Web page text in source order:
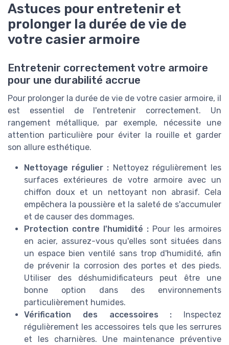
Astuces pour entretenir et
prolonger la durée de vie de
votre casier armoire
Entretenir correctement votre armoire
pour une durabilité accrue
Pour prolonger la durée de vie de votre casier armoire, il
est essentiel de l'entretenir correctement. Un
rangement métallique, par exemple, nécessite une
attention particulière pour éviter la rouille et garder
son allure esthétique.
Nettoyage régulier : Nettoyez régulièrement les
surfaces extérieures de votre armoire avec un
chiffon doux et un nettoyant non abrasif. Cela
empêchera la poussière et la saleté de s'accumuler
et de causer des dommages.
Protection contre l'humidité : Pour les armoires
en acier, assurez-vous qu'elles sont situées dans
un espace bien ventilé sans trop d'humidité, afin
de prévenir la corrosion des portes et des pieds.
Utiliser des déshumidificateurs peut être une
bonne option dans des environnements
particulièrement humides.
Vérification des accessoires : Inspectez
régulièrement les accessoires tels que les serrures
et les charnières. Une maintenance préventive